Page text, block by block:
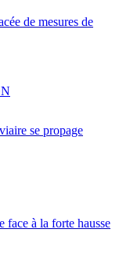
de mesures de
se propage
face à la forte hausse